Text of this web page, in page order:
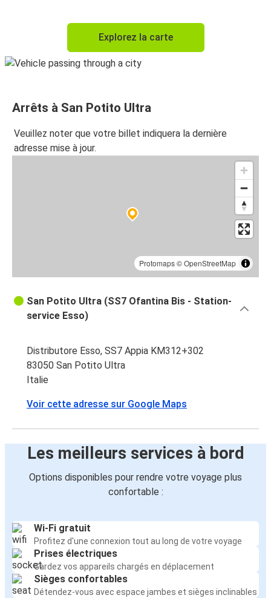
Explorez la carte
Arrêts à San Potito Ultra
Veuillez noter que votre billet indiquera la dernière
adresse mise à jour.
Protomaps©OpenStreetMap
San Potito Ultra (SS7 Ofantina Bis - Station-
service Esso)
Distributore Esso, SS7 Appia KM312+302
83050 San Potito Ultra
Italie
Voir cette adresse sur Google Maps
Les meilleurs services à bord
Options disponibles pour rendre votre voyage plus
confortable :
Wi-Fi gratuit
Profitez d'une connexion tout au long de votre voyage
Prises électriques
Gardez vos appareils chargés en déplacement
Sièges confortables
Détendez-vous avec espace jambes et sièges inclinables